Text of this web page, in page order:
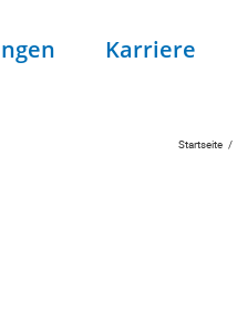
Karriere
Startseite